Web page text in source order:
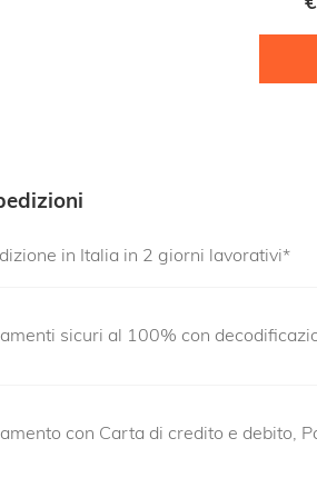
in Italia in 2 giorni lavorativi*
sicuri al 100% con
con Carta di credito e debito,